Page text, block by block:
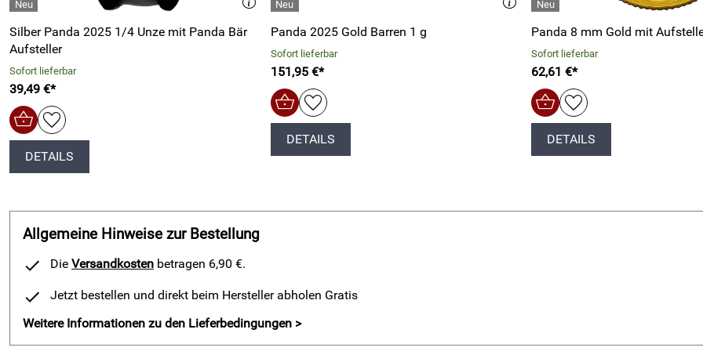
Silber Panda 2025 1/4 Unze mit Panda Bär
Aufsteller
Sofort lieferbar
39,49 €*
DETAILS
Panda 2025 Gold Barren 1 g
Sofort lieferbar
151,95 €*
DETAILS
Panda 8 mm Gold mit
Sofort lieferbar
62,61 €*
DETAILS
Allgemeine Hinweise zur Bestellung
Die Versandkosten betragen 6,90 €.
Jetzt bestellen und direkt beim Hersteller abholen Gratis
Weitere Informationen zu den Lieferbedingungen >